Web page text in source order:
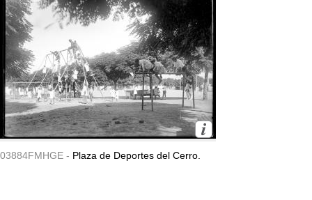
03884FMHGE - Plaza de Deportes del Cerro.